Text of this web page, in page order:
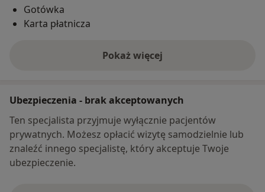
Gotówka
Karta płatnicza
Pokaż więcej
o adresie
Ubezpieczenia - brak akceptowanych
Ten specjalista przyjmuje wyłącznie pacjentów
prywatnych. Możesz opłacić wizytę samodzielnie lub
znaleźć innego specjalistę, który akceptuje Twoje
ubezpieczenie.